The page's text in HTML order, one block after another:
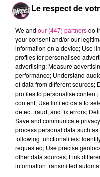
complétée par une
de restaurateurs
. Les
égalementune place
une scène
Lamusique estau
concertsqui ont lieu
spectacles musicaux,
écrans géantsou
hommage à Johnny
Retrouvez le
FIL ACTUS
Le respect de
We and our (447) partnersdo
your consent and/or our
information on a device; Use
profiles for personalised
advertising; Measure
performance; Understand
of data from different sources;
profiles to personalise
content; Use limited data to
detect fraud, and fix errors;
Save and communicate
process personal data such
following functionalities:
requested; Use precise
other data sources; Link
information transmitted